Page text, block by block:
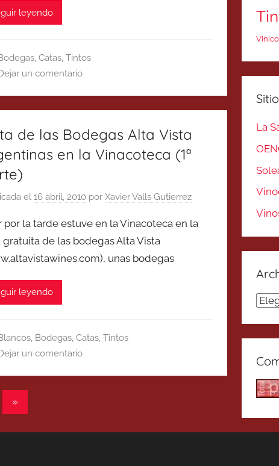
leyendo
, Catas, Tintos
un comentario
de las Bodegas Alta Vista
en la Vinacoteca (1ª
el16 abril, 2010 porXavier Valls Gutierrez
por la tarde estuve en la Vinacoteca en la
gratuita de las bodegas Alta Vista
unas bodegas
leyendo
, Bodegas, Catas, Tintos
un comentario
Entradas
»
La